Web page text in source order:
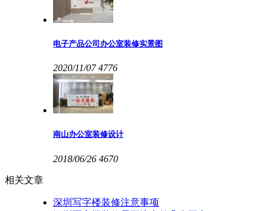
电子产品公司办公室装修实景图
2020/11/07 4776
南山办公室装修设计
2018/06/26 4670
相关文章
深圳写字楼装修注意事项